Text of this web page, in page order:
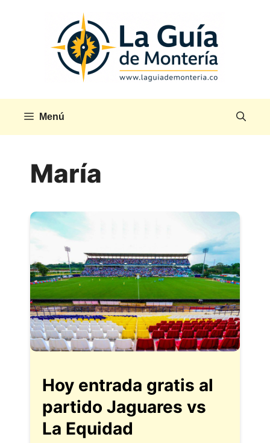
Menú
María
Hoy entrada gratis al
partido Jaguares vs
La Equidad